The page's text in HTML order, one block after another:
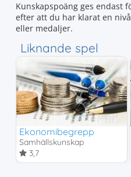
Kunskapspoäng ges endast
efter att du har klarat en
eller medaljer.
Liknande spel
Ekonomibegrepp
Samhällskunskap
3,7